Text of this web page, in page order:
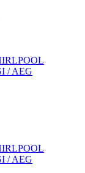
/ AEG
/ AEG